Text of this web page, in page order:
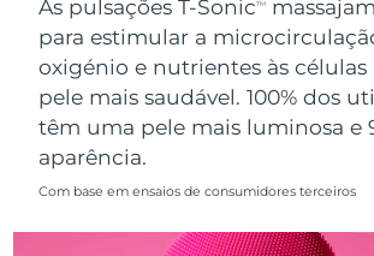
As pulsações T-SonicTM
para estimular a
oxigénio e nutrientes às células
pele mais saudável. 100% dos
têm uma pele mais luminosa e
aparência.
Com base em ensaios de consumidores terceiros
Singapura Entrega
Eslováquia
Eslovênia